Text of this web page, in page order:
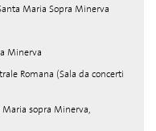
Maria Sopra Minerva
Minerva
Romana (Sala da concerti
sopra Minerva,